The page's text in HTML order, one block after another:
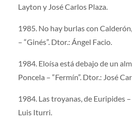
Layton y José Carlos Plaza.
1985. No hay burlas con
– “Ginés”. Dtor.: Ángel Facio.
1984. Eloísa está debajo de un
Poncela – “Fermín”. Dtor.: José
1984. Las troyanas, de Euripides
Luis Iturri.